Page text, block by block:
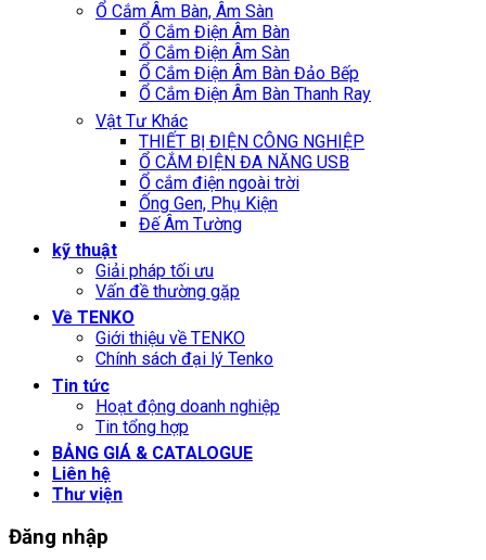
Ổ Cắm Âm Bàn, Âm Sàn
Ổ Cắm Điện Âm Bàn
Ổ Cắm Điện Âm Sàn
Ổ Cắm Điện Âm Bàn Đảo Bếp
Ổ Cắm Điện Âm Bàn Thanh Ray
Vật Tư Khác
THIẾT BỊ ĐIỆN CÔNG NGHIỆP
Ổ CẮM ĐIỆN ĐA NĂNG USB
Ổ cắm điện ngoài trời
Ống Gen, Phụ Kiện
Đế Âm Tường
kỹ thuật
Giải pháp tối ưu
Vấn đề thường gặp
Về TENKO
Giới thiệu về TENKO
Chính sách đại lý Tenko
Tin tức
Hoạt động doanh nghiệp
Tin tổng hợp
BẢNG GIÁ & CATALOGUE
Liên hệ
Thư viện
Đăng nhập